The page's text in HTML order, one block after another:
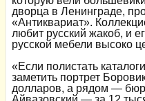
дворца в Ленинграде,
«Антиквариат».
любит русский жакоб, и
русской мебели высоко
«Если полистать
заметить портрет
долларов, а рядом —